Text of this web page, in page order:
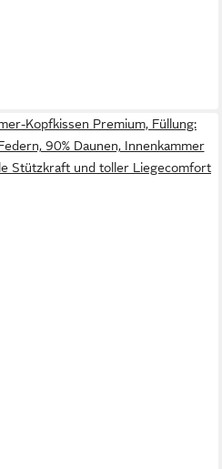
Kopfkissen Premium, Füllung:
90% Daunen, Innenkammer
Stützkraft und toller Liegecomfort